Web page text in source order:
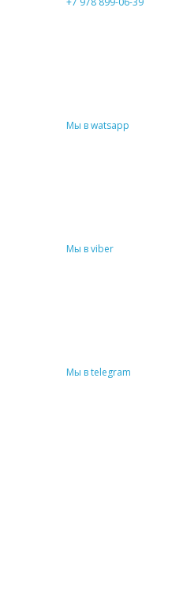
Мы в watsapp
Мы в viber
Мы в telegram